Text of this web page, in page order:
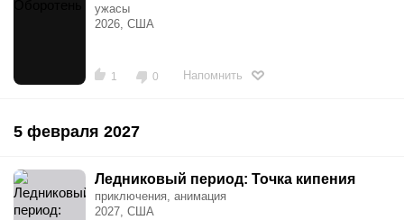
ужасы
2026, США
1 0 Напомнить
5 февраля 2027
Ледниковый период: Точка кипения
приключения, анимация
2027, США